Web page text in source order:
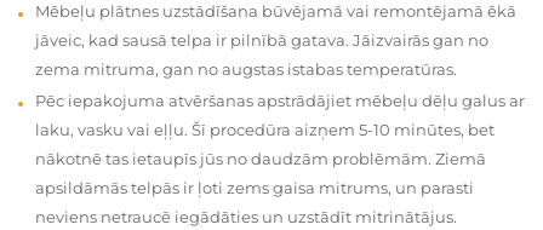
Mēbeļu plātnes uzstādīšana būvējamā vai remontējamā ēkā
jāveic, kad sausā telpa ir pilnībā gatava. Jāizvairās gan no
zema mitruma, gan no augstas istabas temperatūras.
Pēc iepakojuma atvēršanas apstrādājiet mēbeļu dēļu galus ar
laku, vasku vai eļļu. Šī procedūra aizņem 5-10 minūtes, bet
nākotnē tas ietaupīs jūs no daudzām problēmām. Ziemā
apsildāmās telpās ir ļoti zems gaisa mitrums, un parasti
neviens netraucē iegādāties un uzstādīt mitrinātājus.